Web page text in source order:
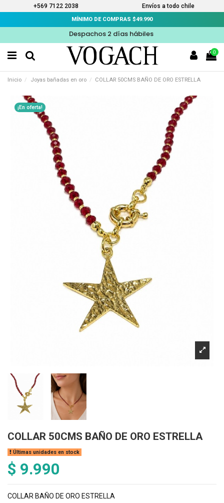
+569 7122 2038 Envíos a todo chile
MÍNIMO DE COMPRAS $49.990
Despachos 2 días hábiles
0
Inicio Joyas bañadas en oro COLLAR 50CMS BAÑO DE ORO ESTRELLA
¡En oferta!
COLLAR 50CMS BAÑO DE ORO ESTRELLA
Últimas unidades en stock
$ 9.990
COLLAR BAÑO DE ORO ESTRELLA